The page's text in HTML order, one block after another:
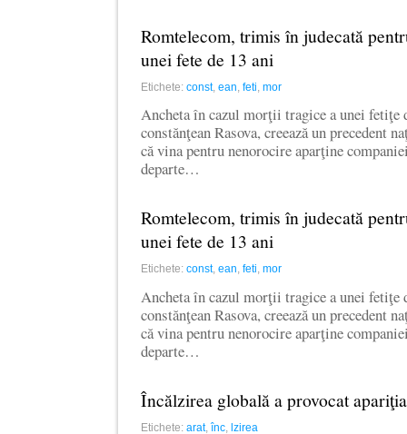
Romtelecom, trimis în judecată
unei fete de 13 ani
Etichete: const, ean feti mor
Ancheta în cazul morţii tragice a unei fetiţe
constănţean Rasova, creează un precedent
că vina pentru nenorocire aparţine
departe…
Romtelecom, trimis în judecată
unei fete de 13 ani
Etichete: const, ean, feti, mor
Ancheta în cazul morţii tragice a unei fetiţe
constănţean Rasova, creează un precedent
că vina pentru nenorocire aparţine
departe…
Încălzirea globală a provocat
Etichete: arat, înc lzirea